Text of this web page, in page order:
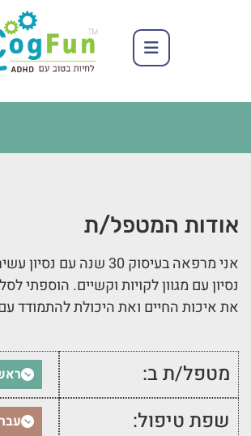
אודות המטפל/ת
אני מרפאה בעיסוק 30 שנה עם נסיון עשיר בעבודה עם ילדים מגיל שנתיים עד סוף היסודי.
נסיון עם מגוון לקויות וקשיים.
את איכות החיים ואת היכולת להתמודד
מטפל/ת ב:
שפת טיפול: